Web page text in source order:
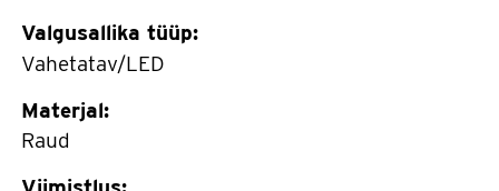
Valgusallika tüüp:
Vahetatav/LED
Materjal:
Raud